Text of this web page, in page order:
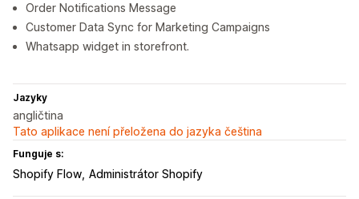
Order Notifications Message
Customer Data Sync for Marketing Campaigns
Whatsapp widget in storefront.
Jazyky
angličtina
Tato aplikace není přeložena do jazyka čeština
Funguje s:
Shopify Flow Administrátor Shopify